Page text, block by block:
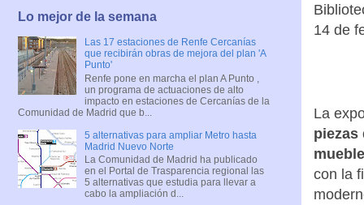
14 de
La
piezas
con la
Lo mejor de la semana
Las 17 estaciones de Renfe Cercanías
que recibirán obras de mejora del plan 'A
Punto'
Renfe pone en marcha el plan A Punto ,
un programa de actuaciones de alto
impacto en estaciones de Cercanías de la
Comunidad de Madrid que b...
5 alternativas para ampliar Metro hasta
Madrid Nuevo Norte
La Comunidad de Madrid ha publicado
en el Portal de Trasparencia regional las
5 alternativas que estudia para llevar a
cabo la ampliación d...